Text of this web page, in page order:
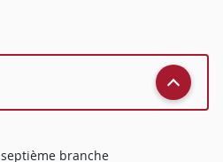
branche